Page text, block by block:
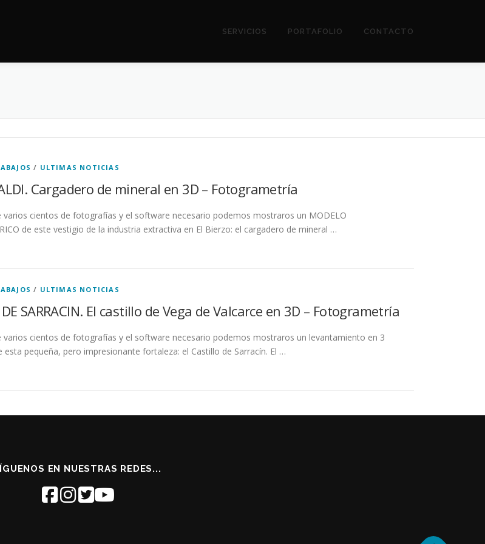
SERVICIOS PORTAFOLIO CONTACTO
/ ULTIMAS NOTICIAS
Cargadero de mineral en 3D – Fotogrametría
varios cientos de fotografías y el software necesario podemos mostraros un MODELO
de este vestigio de la industria extractiva en El Bierzo: el cargadero de mineral …
/ ULTIMAS NOTICIAS
DE SARRACIN. El castillo de Vega de Valcarce en 3D – Fotogrametría
varios cientos de fotografías y el software necesario podemos mostraros un levantamiento en 3
esta pequeña, pero impresionante fortaleza: el Castillo de Sarracín. El …
EN NUESTRAS REDES...